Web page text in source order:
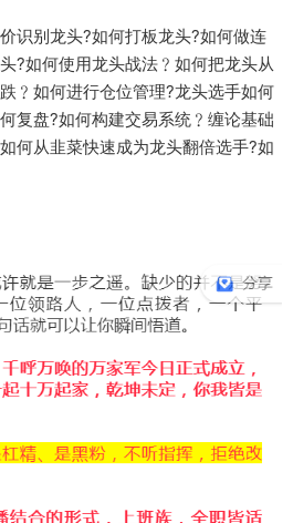
识别龙头?如何打板龙头?如何做连
?如何使用龙头战法﹖如何把龙头从
﹖如何进行仓位管理?龙头选手如何
复盘?如何构建交易系统﹖缠论基础
何从韭菜快速成为龙头翻倍选手?如